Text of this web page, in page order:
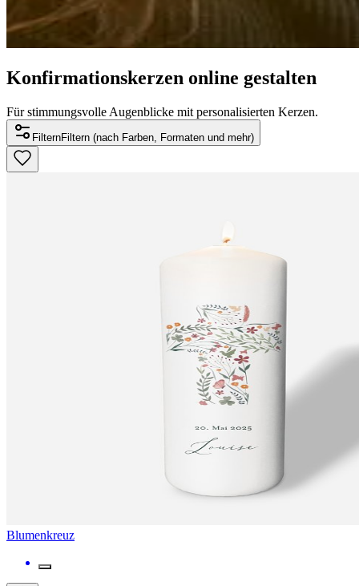
Konfirmationskerzen online gestalten
Für stimmungsvolle Augenblicke mit personalisierten Kerzen.
FilternFiltern (nach Farben, Formaten und mehr)
Blumenkreuz